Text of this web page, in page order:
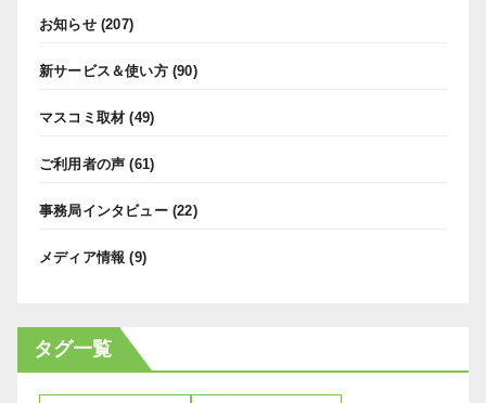
お知らせ(207)
新サービス＆使い方(90)
マスコミ取材 (49)
ご利用者の声 (61)
事務局インタビュー(22)
メディア情報 (9)
タグ一覧